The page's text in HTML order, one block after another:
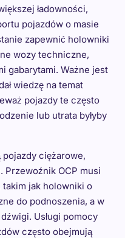
ładowności,
pojazdów o masie
zapewnić holowniki
wozy techniczne,
gabarytami. Ważne jest
wiedzę na temat
pojazdy te często
lub utrata byłyby
ciężarowe,
Przewoźnik OCP musi
jak holowniki o
do podnoszenia, a w
Usługi pomocy
często obejmują